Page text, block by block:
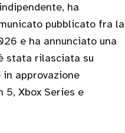
ha
pubblicato fra la
e ha annunciato una
stata rilasciata su
approvazione
Xbox Series e